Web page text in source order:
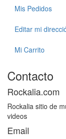
Mis Pedidos
Editar mi
Mi Carrito
Contacto
Rockalia.com
Rockalia sitio de
videos
Email